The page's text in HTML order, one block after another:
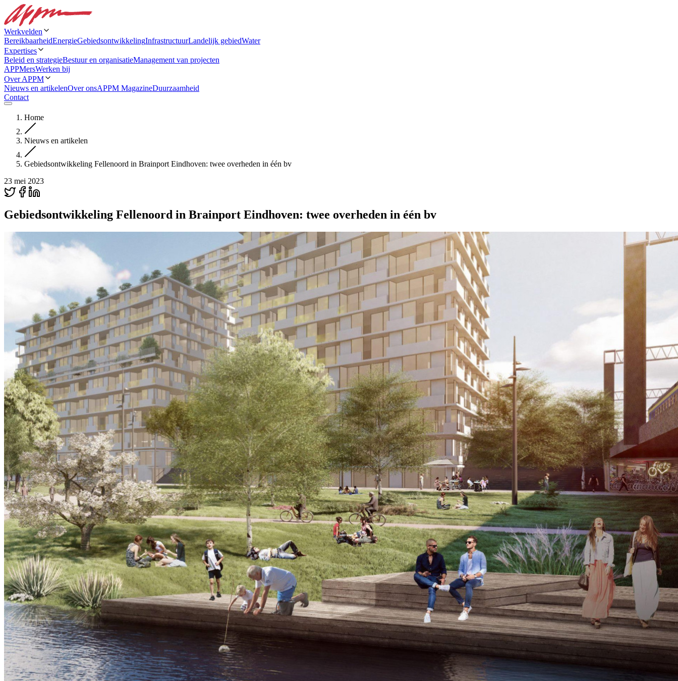
Werkvelden
BereikbaarheidEnergieGebiedsontwikkelingInfrastructuurLandelijk gebiedWater
Expertises
Beleid en strategieBestuur en organisatieManagement van projecten
APPMersWerken bij
Over APPM
Nieuws en artikelenOver onsAPPM MagazineDuurzaamheid
Contact
Home
Nieuws en artikelen
Gebiedsontwikkeling Fellenoord in Brainport Eindhoven: twee overheden in één bv
23 mei 2023
Gebiedsontwikkeling Fellenoord in Brainport Eindhoven: twee overheden in één bv